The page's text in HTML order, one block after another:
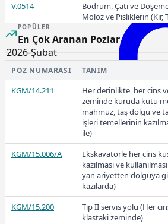
2026-Şubat
Ücretli
V.0514
Bodrum, Çatı ve
Moloz ve Pisliklerin (Kir,
Katmanı) Temizlenmesi
V.0514/1
Kubbe Üzerinde
Toprak Dolgunun
Moloz ve Pisliklerin (Kir,
Katmanı) Temizlenmesi
Bahçe Toprağının
Düzeltilmesi Ve
V.0602/01
Çatı Arası Vb. Girilmesi
Yerlerde Askıya Alma
Yapılması İşçiliği
V.0602/1
Kemer, Kubbe, Tonoz,
Benzeri İşlerde 13.50
Askıya Alma Karkası
POPÜLER
En Çok Aranan Pozlar
POZ NUMARASI TANIM
KGM/14.211
Her derinlikte, her cins
zeminde kuruda kutu
mahmuz, taş dolgu ve
işleri temellerinin
ile)
KGM/15.006/A
Ekskavatörle her cins
kazılması ve
yan ariyetten dolguya
kazılarda)
KGM/15.200
Tip II servis yolu (Her
klastaki zeminde)